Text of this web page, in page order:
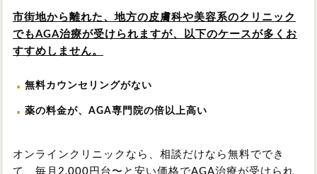
市街地から離れた、地方の皮膚科や美容系のクリニック
でもAGA治療が受けられますが、以下のケースが多くお
すすめしません。
無料カウンセリングがない
薬の料金が、AGA専門院の倍以上高い
オンラインクリニックなら、相談だけなら無料ででき
て、毎月2,000円台〜と安い価格でAGA治療が受けられ